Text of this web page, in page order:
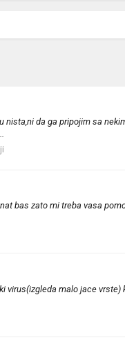
da ga pripojim sa
bas zato mi treba vasa
malo jace